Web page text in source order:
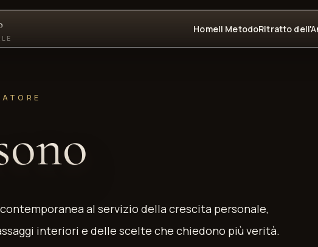
HomeIl MetodoRitratto
al servizio della crescita personale,
interiori e delle scelte che chiedono più verità.